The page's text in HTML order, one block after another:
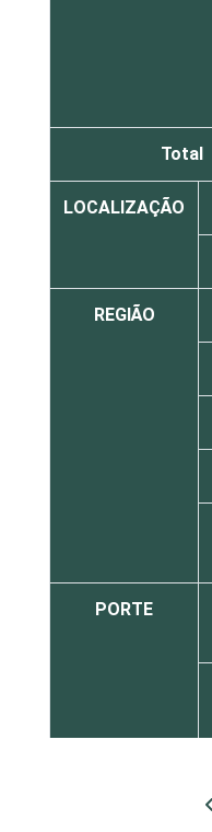
Total
LOCALIZAÇÃO
REGIÃO
PORTE